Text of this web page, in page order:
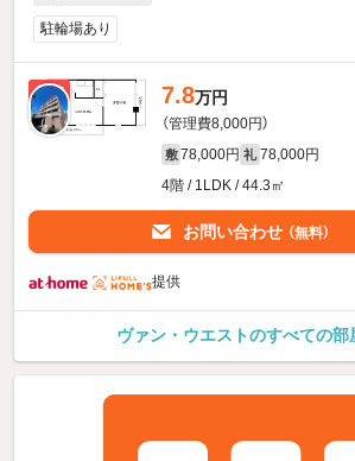
駐輪場あり
新着 7.8万円
（管理費8,000円）
敷 78,000円 礼 78,000円
4階 / 1LDK / 44.3㎡
お問い合わせ （無料）
提供
ヴァン・ウエストのすべての部